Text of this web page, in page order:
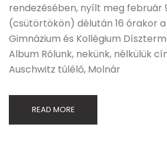
rendezésében, nyílt meg február
(csütörtökön) délután 16 órakor
Gimnázium és Kollégium
Album Rólunk, nekünk, nélkülük
Auschwitz túlélő, Molnár
READ MORE